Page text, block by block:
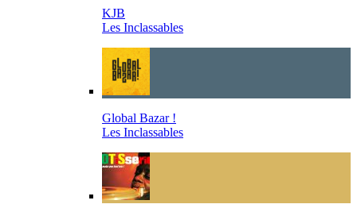
KJB
Les Inclassables
Global Bazar !
Les Inclassables